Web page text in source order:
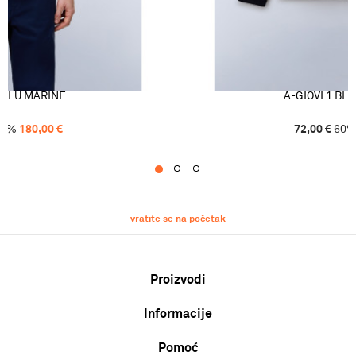
MARINE
% 180,00€
A-GIOVI 1
72,00 € 60%
vratite se na početak
Proizvodi
Muškarci
Žene
Informacije
O nama
Pomoć